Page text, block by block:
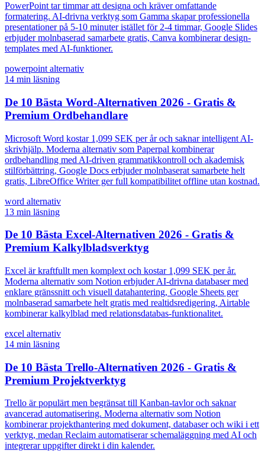
PowerPoint tar timmar att designa och kräver omfattande
formatering. AI-drivna verktyg som Gamma skapar professionella
presentationer på 5-10 minuter istället för 2-4 timmar, Google Slides
erbjuder molnbaserad samarbete gratis, Canva kombinerar design-
templates med AI-funktioner.
powerpoint alternativ
14 min läsning
De 10 Bästa Word-Alternativen 2026 - Gratis &
Premium Ordbehandlare
Microsoft Word kostar 1,099 SEK per år och saknar intelligent AI-
skrivhjälp. Moderna alternativ som Paperpal kombinerar
ordbehandling med AI-driven grammatikkontroll och akademisk
stilförbättring, Google Docs erbjuder molnbaserat samarbete helt
gratis, LibreOffice Writer ger full kompatibilitet offline utan kostnad.
word alternativ
13 min läsning
De 10 Bästa Excel-Alternativen 2026 - Gratis &
Premium Kalkylbladsverktyg
Excel är kraftfullt men komplext och kostar 1,099 SEK per år.
Moderna alternativ som Notion erbjuder AI-drivna databaser med
enklare gränssnitt och visuell datahantering, Google Sheets ger
molnbaserad samarbete helt gratis med realtidsredigering, Airtable
kombinerar kalkylblad med relationsdatabas-funktionalitet.
excel alternativ
14 min läsning
De 10 Bästa Trello-Alternativen 2026 - Gratis &
Premium Projektverktyg
Trello är populärt men begränsat till Kanban-tavlor och saknar
avancerad automatisering. Moderna alternativ som Notion
kombinerar projekthantering med dokument, databaser och wiki i ett
verktyg, medan Reclaim automatiserar schemaläggning med AI och
integrerar uppgifter direkt i din kalender.